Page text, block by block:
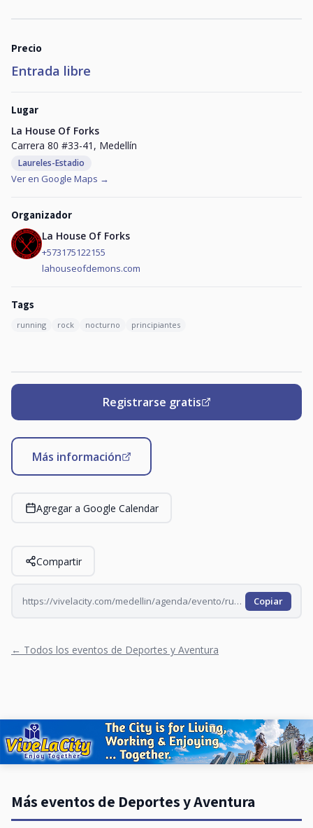
Precio
Entrada libre
Lugar
La House Of Forks
Carrera 80 #33-41, Medellín
Laureles-Estadio
Ver en Google Maps →
Organizador
La House Of Forks
+573175122155
lahouseofdemons.com
Tags
running rock nocturno principiantes
Registrarse gratis
Más información
Agregar a Google Calendar
Compartir
https://vivelacity.com/medellin/agenda/evento/run-fucker-run Copiar
← Todos los eventos de Deportes y Aventura
Más eventos de Deportes y Aventura